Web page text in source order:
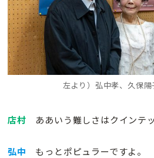
左より）弘中孝、久保
店村 ああいう難しさはクインテ
弘中 もっとポピュラーですよ。